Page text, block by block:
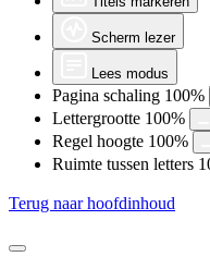
Scherm lezer
Lees modus
Pagina schaling 100%
Lettergrootte 100%
Regel hoogte 100%
Ruimte tussen letters
Terug naar hoofdinhoud